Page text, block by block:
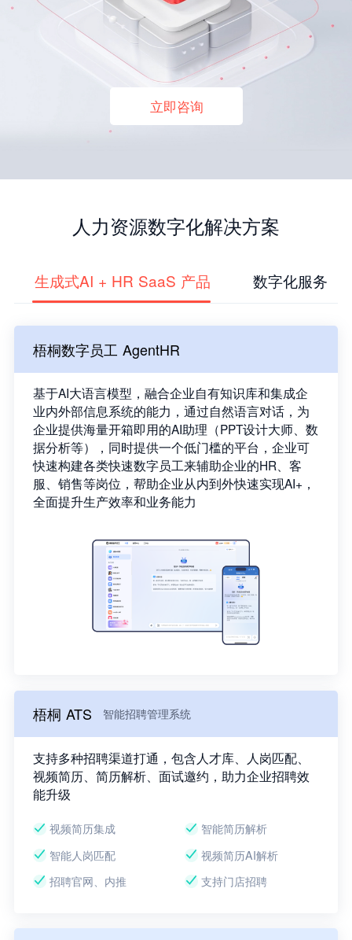
立即咨询
人力资源数字化解决方案
生成式AI + HR SaaS 产品 数字化服务
梧桐数字员工 AgentHR
基于AI大语言模型，融合企业自有知识库和集成企
业内外部信息系统的能力，通过自然语言对话，为
企业提供海量开箱即用的AI助理（PPT设计大师、数
据分析等），同时提供一个低门槛的平台，企业可
快速构建各类快速数字员工来辅助企业的HR、客
服、销售等岗位，帮助企业从内到外快速实现AI+，
全面提升生产效率和业务能力
梧桐 ATS 智能招聘管理系统
支持多种招聘渠道打通，包含人才库、人岗匹配、
视频简历、简历解析、面试邀约，助力企业招聘效
能升级
视频简历集成
智能简历解析
智能人岗匹配
视频简历AI解析
招聘官网、内推
支持门店招聘